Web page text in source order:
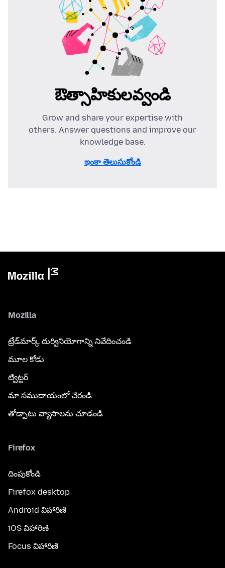
ఔత్సాహికులవ్వండి
Grow and share your expertise with
others. Answer questions and improve our
knowledge base.
ఇంకా తెలుసుకోండి
Mozilla
ట్రేడ్‌మార్క్ దుర్వినియోగాన్ని నివేదించండి
మూల కోడు
ట్విట్టర్
మా సముదాయంలో చేరండి
తోడ్పాటు వ్యాసాలను చూడండి
Firefox
దింపుకోండి
Firefox desktop
Android విహారిణి
iOS విహారిణి
Focus విహారిణి